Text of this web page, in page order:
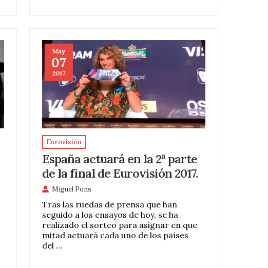
May
07
2017
Eurovisión
España actuará en la 2ª parte
de la final de Eurovisión 2017.
Miguel Pons
Tras las ruedas de prensa que han
seguido a los ensayos de hoy, se ha
realizado el sorteo para asignar en que
mitad actuará cada uno de los países
del …